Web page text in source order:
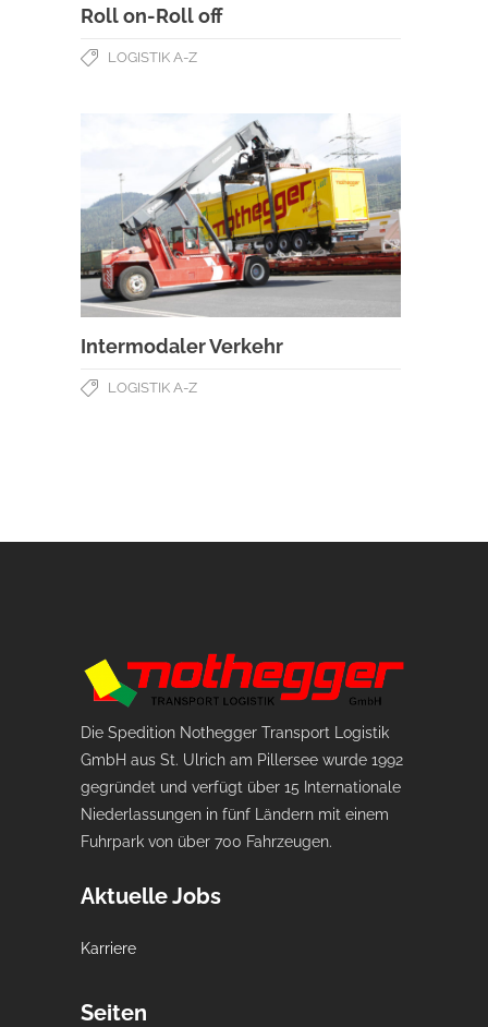
Roll on-Roll off
LOGISTIK A-Z
Intermodaler Verkehr
LOGISTIK A-Z
Die Spedition Nothegger Transport Logistik
GmbH aus St. Ulrich am Pillersee wurde 1992
gegründet und verfügt über 15 Internationale
Niederlassungen in fünf Ländern mit einem
Fuhrpark von über 700 Fahrzeugen.
Aktuelle Jobs
Karriere
Seiten